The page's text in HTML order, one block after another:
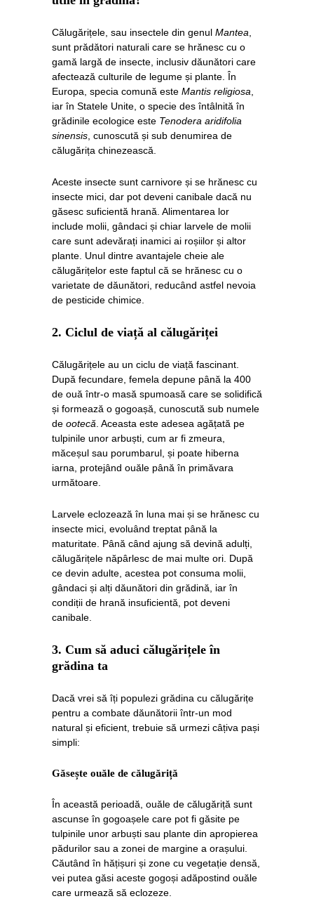
Călugărițele, sau insectele din genul Mantea
sunt prădători naturali care se hrănesc cu o
gamă largă de insecte, inclusiv dăunători care
afectează culturile de legume și plante. În
Europa, specia comună este Mantis religiosa
iar în Statele Unite, o specie des întâlnită în
grădinile ecologice este Tenodera aridifolia
sinensis , cunoscută și sub denumirea de
călugărița chinezească.
Aceste insecte sunt carnivore și se hrănesc cu
insecte mici, dar pot deveni canibale dacă nu
găsesc suficientă hrană. Alimentarea lor
include molii, gândaci și chiar larvele de molii
care sunt adevărați inamici ai roșiilor și altor
plante. Unul dintre avantajele cheie ale
călugărițelor este faptul că se hrănesc cu o
varietate de dăunători, reducând astfel nevoia
de pesticide chimice.
2. Ciclul de viață al călugăriței
Călugărițele au un ciclu de viață fascinant.
După fecundare, femela depune până la 400
de ouă într-o masă spumoasă care se solidifică
și formează o gogoașă, cunoscută sub numele
de ootecă . Aceasta este adesea agățată pe
tulpinile unor arbuști, cum ar fi zmeura,
măceșul sau porumbarul, și poate hiberna
iarna, protejând ouăle până în primăvara
următoare.
Larvele eclozează în luna mai și se hrănesc cu
insecte mici, evoluând treptat până la
maturitate. Până când ajung să devină adulți,
călugărițele năpârlesc de mai multe ori. După
ce devin adulte, acestea pot consuma molii,
gândaci și alți dăunători din grădină, iar în
condiții de hrană insuficientă, pot deveni
canibale.
3. Cum să aduci călugărițele în
grădina ta
Dacă vrei să îți populezi grădina cu călugărițe
pentru a combate dăunătorii într-un mod
natural și eficient, trebuie să urmezi câțiva pași
simpli:
Găsește ouăle de călugăriță
În această perioadă, ouăle de călugăriță sunt
ascunse în gogoașele care pot fi găsite pe
tulpinile unor arbuști sau plante din apropierea
pădurilor sau a zonei de margine a orașului.
Căutând în hățișuri și zone cu vegetație densă,
vei putea găsi aceste gogoși adăpostind ouăle
care urmează să eclozeze.